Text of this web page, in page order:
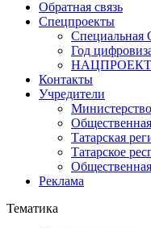
Обратная связь
Спецпроекты
Специальная
Год
Контакты
Учредители
Татарская
Татарское
Реклама
Тематика